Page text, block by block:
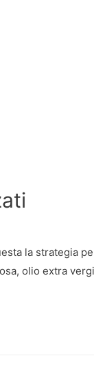
la strategia
olio extra